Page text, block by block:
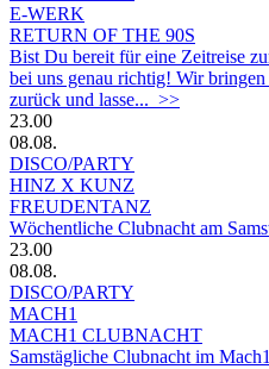
E-WERK
RETURN OF THE 90S
Bist Du bereit für eine Zeitreise
bei uns genau richtig! Wir bringen
zurück und lasse... >>
23.00
08.08.
DISCO/PARTY
HINZ X KUNZ
FREUDENTANZ
Wöchentliche Clubnacht am
23.00
08.08.
DISCO/PARTY
MACH1
MACH1 CLUBNACHT
Samstägliche Clubnacht im